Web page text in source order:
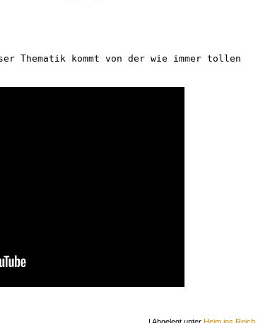
Thematik kommt von der wie immer tollen